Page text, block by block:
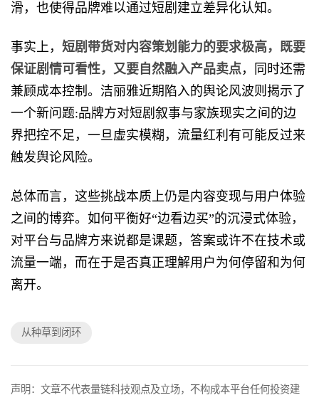
滑，也使得品牌难以通过短剧建立差异化认知。
事实上， 短剧带货对内容策划能力的要求极高，既要
保证剧情可看性，又要自然融入产品卖点，同时还需
兼顾成本控制。洁丽雅近期陷入的舆论风波则揭示了
一个新问题:品牌方对短剧叙事与家族现实之间的边
界把控不足，一旦虚实模糊，流量红利有可能反过来
触发舆论风险。
总体而言，这些挑战本质上仍是内容变现与用户体验
之间的博弈。如何平衡好“边看边买”的沉浸式体验，
对平台与品牌方来说都是课题，答案或许不在技术或
流量一端，而在于是否真正理解用户为何停留和为何
离开。
从种草到闭环
声明：文章不代表量链科技观点及立场，不构成本平台任何投资建